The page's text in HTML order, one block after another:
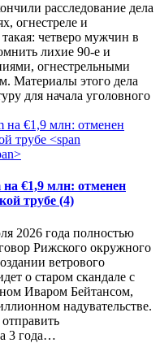
расследование дела
огнестреле и
четверо мужчин в
лихие 90-е и
огнестрельными
Материалы этого дела
для начала уголовного
€1,9 млн: отменен
трубе (4)
2026 года полностью
Рижского окружного
ветрового
о старом скандале с
Иваром Бейтансом,
надувательстве.
3 года…